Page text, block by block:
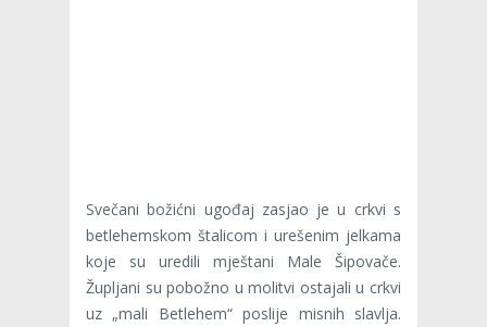
Svečani božićni ugođaj zasjao je u crkvi s
betlehemskom štalicom i urešenim jelkama
koje su uredili mještani Male Šipovače.
Župljani su pobožno u molitvi ostajali u crkvi
uz „mali Betlehem“ poslije misnih slavlja.